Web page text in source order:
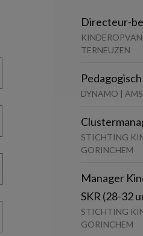
Directeur-
TERNEUZEN
DYNAMO |
STICHTING
GORINCHEM
Manager
SKR (28-32
STICHTING
GORINCHEM